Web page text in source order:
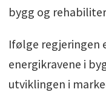
bygg og
Ifølge regjeringen
energikravene i
utviklingen i